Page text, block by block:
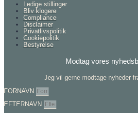
Ledige stillinger
Bliv klogere
Compliance
Disclaimer
Privatlivspolitik
Cookiepolitik
Bestyrelse
Modtag vores
Jeg vil gerne modtage nyheder
FORNAVN
EFTERNAVN